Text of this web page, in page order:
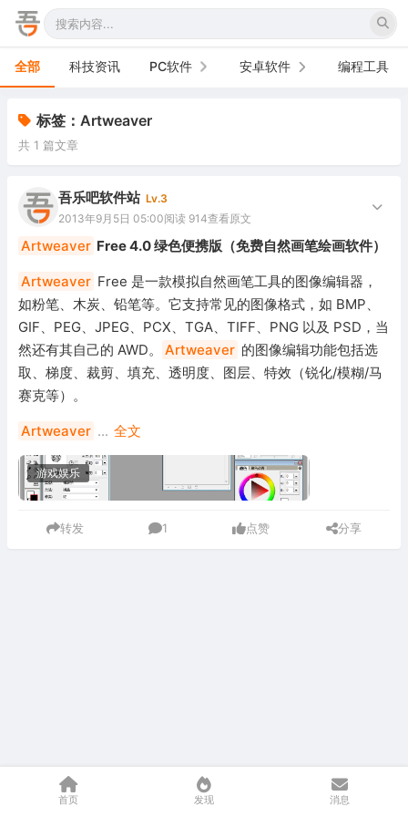
首页 发现 消息
全部 科技资讯 PC软件
办公软件
网络软件
图形图像
游戏娱乐
安全防御
系统下载
系统工具
安卓软件
手机软件
电视软件
车机软件
编程工具
标签：Artweaver
共 1 篇文章
吾乐吧软件站 Lv.3
2013年9月5日 05:00阅读 914查看原文
Artweaver Free 4.0 绿色便携版（免费自然画笔绘画软件）
Artweaver Free 是一款模拟自然画笔工具的图像编辑器，
如粉笔、木炭、铅笔等。它支持常见的图像格式，如 BMP、
GIF、PEG、JPEG、PCX、TGA、TIFF、PNG 以及 PSD，当
然还有其自己的 AWD。
Artweaver 的图像编辑功能包括选
取、梯度、裁剪、填充、透明度、图层、特效（锐化/模糊/马
赛克等）。
Artweaver ... 全文
游戏娱乐
转发 1 点赞 分享